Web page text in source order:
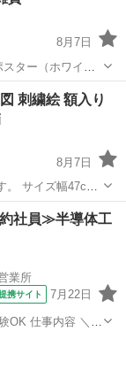
8月7日
スター（ホワイト
チューリップ
刺繍絵 額入り
8月7日
幅47cm
社員≫半導体工
業所
携サイト 7月22日
＼半